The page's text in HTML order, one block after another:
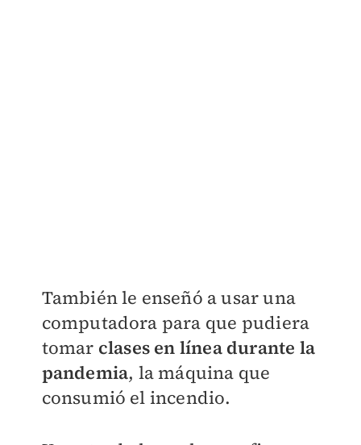
También le enseñó a usar una
computadora para que pudiera
tomar clases en línea durante la
pandemia, la máquina que
consumió el incendio.